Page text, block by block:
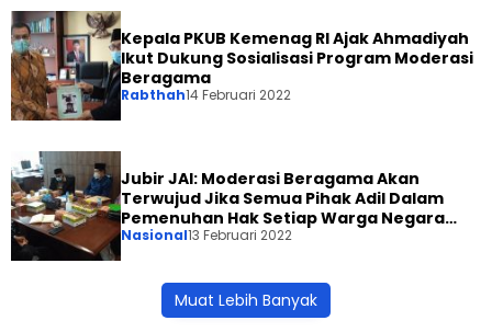
Kepala PKUB Kemenag RI Ajak Ahmadiyah
Ikut Dukung Sosialisasi Program Moderasi
Beragama
Rabthah14 Februari 2022
Jubir JAI: Moderasi Beragama Akan
Terwujud Jika Semua Pihak Adil Dalam
Pemenuhan Hak Setiap Warga Negara
Sesuai Konstitusi
Nasional13 Februari 2022
Muat Lebih Banyak